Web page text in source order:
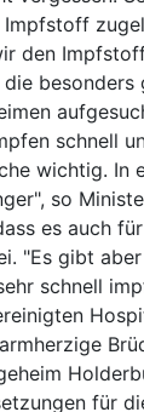
den
besonders
schnell
wichtig. In
so
es auch
"Es gibt
schnell
für